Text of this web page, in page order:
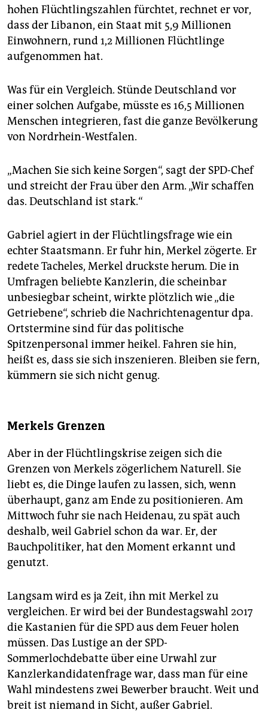
hohen Flüchtlingszahlen fürchtet, rechnet er vor,
dass der Libanon, ein Staat mit 5,9 Millionen
Einwohnern, rund 1,2 Millionen Flüchtlinge
aufgenommen hat.
Was für ein Vergleich. Stünde Deutschland vor
einer solchen Aufgabe, müsste es 16,5 Millionen
Menschen integrieren, fast die ganze Bevölkerung
von Nordrhein-Westfalen.
„Machen Sie sich keine Sorgen“, sagt der SPD-Chef
und streicht der Frau über den Arm. „Wir schaffen
das. Deutschland ist stark.“
Gabriel agiert in der Flüchtlingsfrage wie ein
echter Staatsmann. Er fuhr hin, Merkel zögerte. Er
redete Tacheles, Merkel druckste herum. Die in
Umfragen beliebte Kanzlerin, die scheinbar
unbesiegbar scheint, wirkte plötzlich wie „die
Getriebene“, schrieb die Nachrichtenagentur dpa.
Ortstermine sind für das politische
Spitzenpersonal immer heikel. Fahren sie hin,
heißt es, dass sie sich inszenieren. Bleiben sie fern,
kümmern sie sich nicht genug.
Merkels Grenzen
Aber in der Flüchtlingskrise zeigen sich die
Grenzen von Merkels zögerlichem Naturell. Sie
liebt es, die Dinge laufen zu lassen, sich, wenn
überhaupt, ganz am Ende zu positionieren. Am
Mittwoch fuhr sie nach Heidenau, zu spät auch
deshalb, weil Gabriel schon da war. Er, der
Bauchpolitiker, hat den Moment erkannt und
genutzt.
Langsam wird es ja Zeit, ihn mit Merkel zu
vergleichen. Er wird bei der Bundestagswahl 2017
die Kastanien für die SPD aus dem Feuer holen
müssen. Das Lustige an der SPD-
Sommerlochdebatte über eine Urwahl zur
Kanzlerkandidatenfrage war, dass man für eine
Wahl mindestens zwei Bewerber braucht. Weit und
breit ist niemand in Sicht, außer Gabriel.